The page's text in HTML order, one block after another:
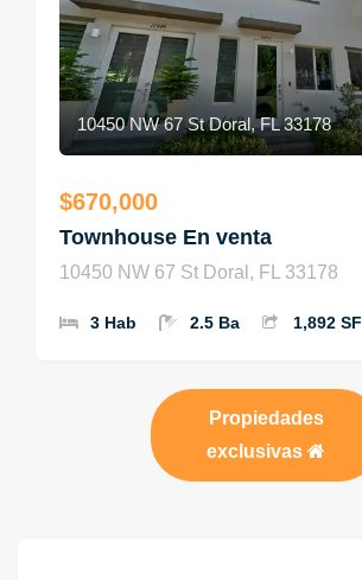
10450 NW 67 St Doral, FL 33178
$670,000
Townhouse En venta
10450 NW 67 St Doral, FL 33178
3 Hab 2.5 Ba 1,892 SF
Propiedades
exclusivas